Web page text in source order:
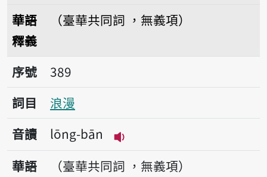
華語
釋義
（臺華共同詞 ，無義項）
序號389浪漫
序號
389
詞目
浪漫
音讀
lōng-bān
播放音讀lōng-bān
華語
（臺華共同詞 ，無義項）